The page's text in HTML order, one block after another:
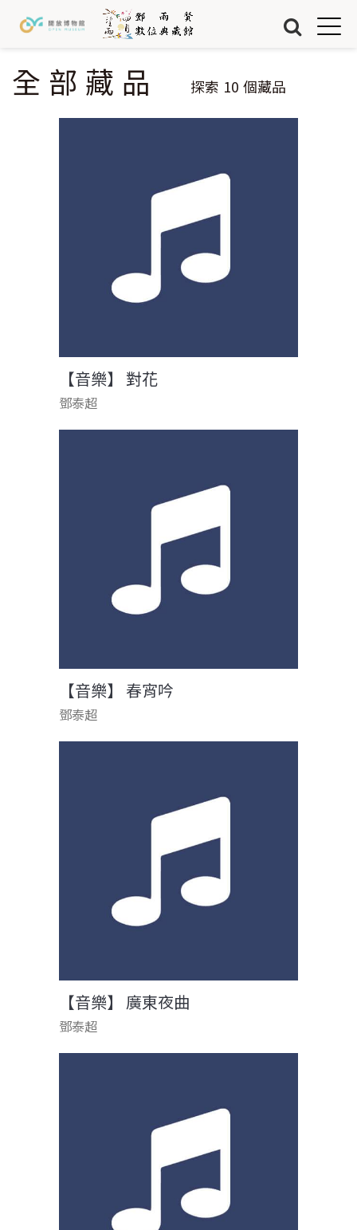
關於我們
Jump to Navigation
Jump to Main content
您在這裡
全部藏品 探索 10 個藏品
【音樂】 對花
鄧泰超
【音樂】 春宵吟
鄧泰超
【音樂】 廣東夜曲
鄧泰超